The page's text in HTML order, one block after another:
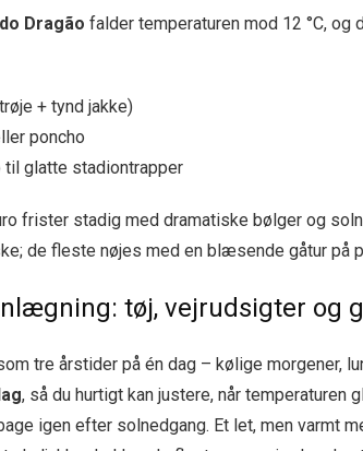
Dragão falder temperaturen mod 12 °C,
+ tynd jakke)
poncho
glatte stadiontrapper
frister stadig med dramatiske bølger og
de fleste nøjes med en blæsende gåtur på
tøj, vejrudsigter og
tre årstider på én dag – kølige morgener,
, så du hurtigt kan justere, når temperaturen
igen efter solnedgang. Et let, men varmt